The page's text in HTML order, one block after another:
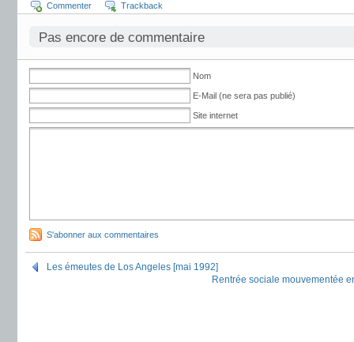
Commenter Trackback
Pas encore de commentaire
Nom
E-Mail (ne sera pas publié)
Site internet
S'abonner aux commentaires
Les émeutes de Los Angeles [mai 1992]
Rentrée sociale mouvementée